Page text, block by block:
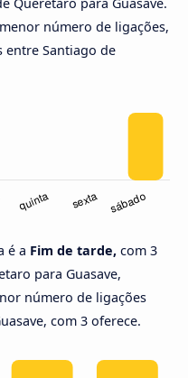
número de ligações,
entre Santiago de
é a Fim de tarde, com 3
para Guasave,
número de ligações
com 3 oferece.